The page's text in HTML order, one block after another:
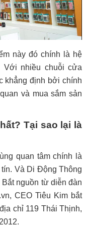
này đó chính là hệ
Với nhiều chuỗi cửa
khẳng định bởi chính
và mua sắm sản
Tại sao lại là
quan tâm chính là
Và Di Động Thông
nguồn từ diễn đàn
CEO Tiêu Kim bắt
chỉ 119 Thái Thịnh,